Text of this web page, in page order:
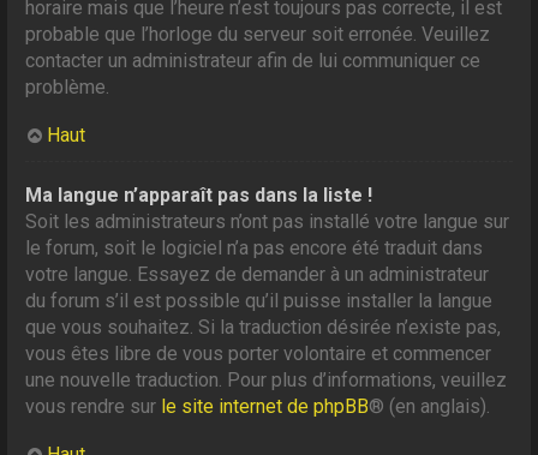
horaire mais que l’heure n’est toujours pas correcte, il est
probable que l’horloge du serveur soit erronée. Veuillez
contacter un administrateur afin de lui communiquer ce
problème.
Haut
Ma langue n’apparaît pas dans la liste !
Soit les administrateurs n’ont pas installé votre langue sur
le forum, soit le logiciel n’a pas encore été traduit dans
votre langue. Essayez de demander à un administrateur
du forum s’il est possible qu’il puisse installer la langue
que vous souhaitez. Si la traduction désirée n’existe pas,
vous êtes libre de vous porter volontaire et commencer
une nouvelle traduction. Pour plus d’informations, veuillez
vous rendre sur le site internet de phpBB® (en anglais).